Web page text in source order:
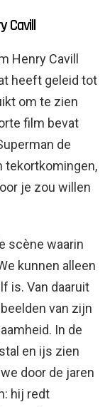
Cavill
Henry Cavill
heeft geleid tot
om te zien
film bevat
de
tekortkomingen,
je zou willen
scène waarin
kunnen alleen
is. Van daaruit
van zijn
In de
en ijs zien
door de jaren
hij redt